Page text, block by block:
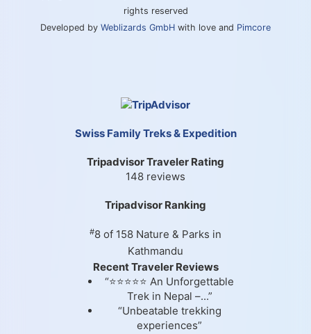
rights reserved
Developed by Weblizards GmbH with love and Pimcore
Swiss Family Treks & Expedition
Tripadvisor Traveler Rating
148 reviews
Tripadvisor Ranking
#8 of 158 Nature & Parks in
Kathmandu
Recent Traveler Reviews
“⭐⭐⭐⭐⭐ An Unforgettable
Trek in Nepal –...”
“Unbeatable trekking
experiences”